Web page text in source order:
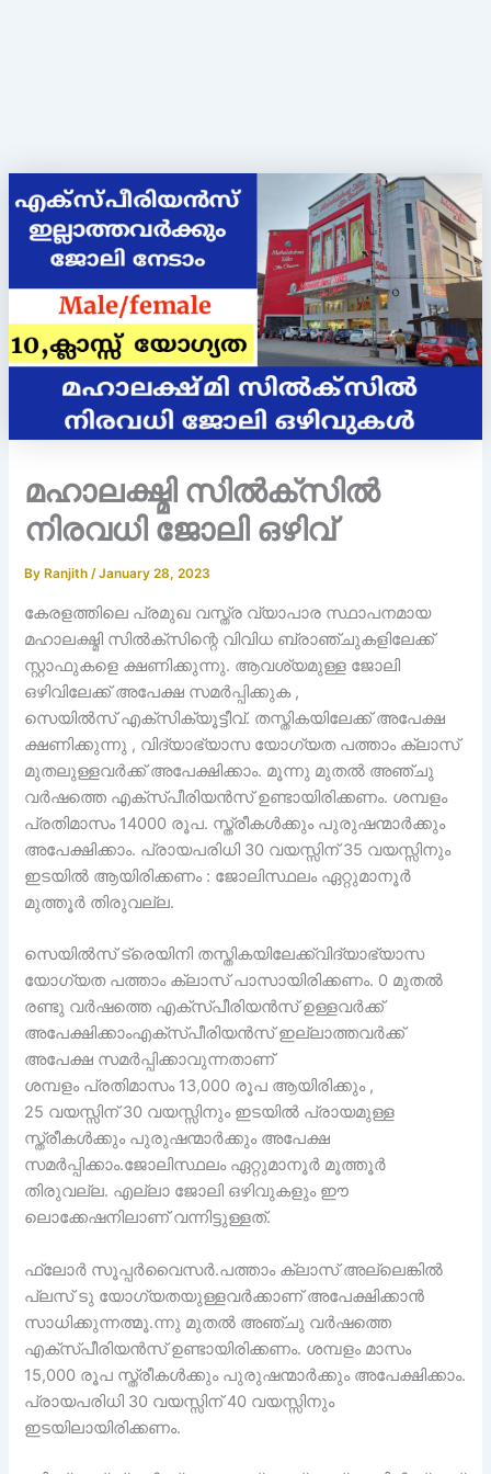
മഹാലക്ഷ്മി സിൽക്സിൽ
നിരവധി ജോലി ഒഴിവ്
By Ranjith/January 28, 2023
കേരളത്തിലെ പ്രമുഖ വസ്ത്ര വ്യാപാര സ്ഥാപനമായ
മഹാലക്ഷ്മി സിൽക്സിന്റെ വിവിധ ബ്രാഞ്ചുകളിലേക്ക്
സ്റ്റാഫുകളെ ക്ഷണിക്കുന്നു. ആവശ്യമുള്ള ജോലി
ഒഴിവിലേക്ക് അപേക്ഷ സമർപ്പിക്കുക ,
സെയിൽസ് എക്സിക്യൂട്ടീവ്. തസ്തികയിലേക്ക് അപേക്ഷ
ക്ഷണിക്കുന്നു , വിദ്യാഭ്യാസ യോഗ്യത പത്താം ക്ലാസ്
മുതലുള്ളവർക്ക് അപേക്ഷിക്കാം. മൂന്നു മുതൽ അഞ്ചു
വർഷത്തെ എക്സ്പീരിയൻസ് ഉണ്ടായിരിക്കണം. ശമ്പളം
പ്രതിമാസം 14000 രൂപ. സ്ത്രീകൾക്കും പുരുഷന്മാർക്കും
അപേക്ഷിക്കാം. പ്രായപരിധി 30 വയസ്സിന് 35 വയസ്സിനും
ഇടയിൽ ആയിരിക്കണം : ജോലിസ്ഥലം ഏറ്റുമാനൂർ
മുത്തൂർ തിരുവല്ല.
സെയിൽസ് ട്രെയിനി തസ്തികയിലേക്ക്വിദ്യാഭ്യാസ
യോഗ്യത പത്താം ക്ലാസ് പാസായിരിക്കണം. 0 മുതൽ
രണ്ടു വർഷത്തെ എക്സ്പീരിയൻസ് ഉള്ളവർക്ക്
അപേക്ഷിക്കാംഎക്സ്പീരിയൻസ് ഇല്ലാത്തവർക്ക്
അപേക്ഷ സമർപ്പിക്കാവുന്നതാണ്
ശമ്പളം പ്രതിമാസം 13,000 രൂപ ആയിരിക്കും ,
25 വയസ്സിന് 30 വയസ്സിനും ഇടയിൽ പ്രായമുള്ള
സ്ത്രീകൾക്കും പുരുഷന്മാർക്കും അപേക്ഷ
സമർപ്പിക്കാം.ജോലിസ്ഥലം ഏറ്റുമാനൂർ മൂത്തൂർ
തിരുവല്ല. എല്ലാ ജോലി ഒഴിവുകളും ഈ
ലൊക്കേഷനിലാണ് വന്നിട്ടുള്ളത്.
ഫ്ലോർ സൂപ്പർവൈസർ.പത്താം ക്ലാസ് അല്ലെങ്കിൽ
പ്ലസ് ടു യോഗ്യതയുള്ളവർക്കാണ് അപേക്ഷിക്കാൻ
സാധിക്കുന്നത്മൂ.ന്നു മുതൽ അഞ്ചു വർഷത്തെ
എക്സ്പീരിയൻസ് ഉണ്ടായിരിക്കണം. ശമ്പളം മാസം
15,000 രൂപ സ്ത്രീകൾക്കും പുരുഷന്മാർക്കും അപേക്ഷിക്കാം.
പ്രായപരിധി 30 വയസ്സിന് 40 വയസ്സിനും
ഇടയിലായിരിക്കണം.